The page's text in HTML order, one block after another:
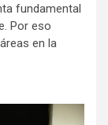
fundamental
Por eso
en la